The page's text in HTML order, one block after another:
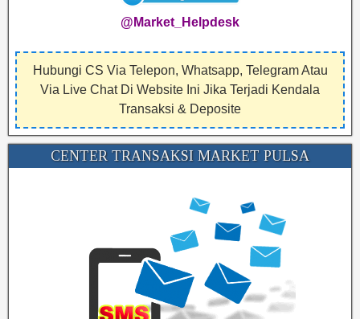
@Market_Helpdesk
Hubungi CS Via Telepon, Whatsapp, Telegram Atau
Via Live Chat Di Website Ini Jika Terjadi Kendala
Transaksi & Deposite
CENTER TRANSAKSI MARKET PULSA